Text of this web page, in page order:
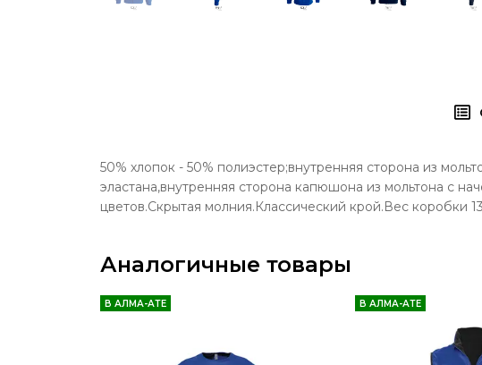
50% хлопок - 50% полиэстер;внутренняя сторона из
эластана,внутренняя сторона капюшона из мольтона с
цветов.Скрытая молния.Классический крой.Вес коробки
Аналогичные товары
В АЛМА-АТЕ В АЛМА-АТЕ